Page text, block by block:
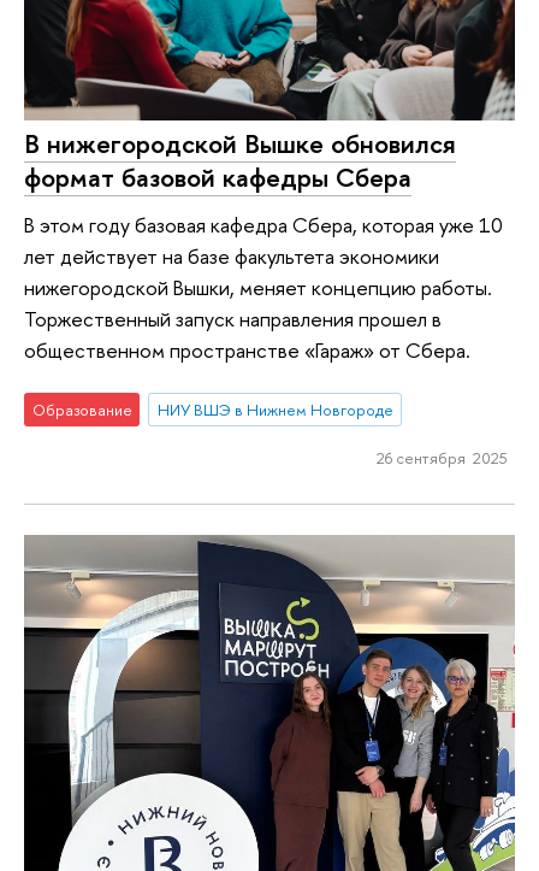
В нижегородской Вышке обновился
формат базовой кафедры Сбера
В этом году базовая кафедра Сбера, которая уже 10
лет действует на базе факультета экономики
нижегородской Вышки, меняет концепцию работы.
Торжественный запуск направления прошел в
общественном пространстве «Гараж» от Сбера.
Образование НИУ ВШЭ в Нижнем Новгороде
26 сентября 2025